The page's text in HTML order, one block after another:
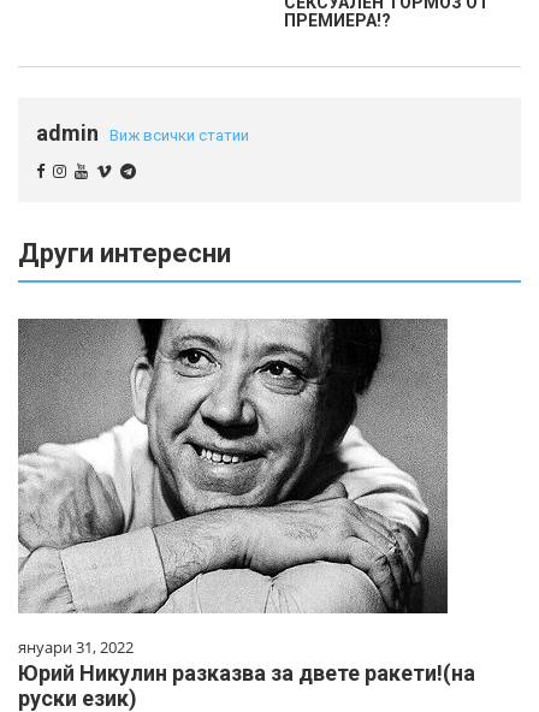
ПРЕМИЕРА!?
admin Виж всички статии
Други интересни
януари 31, 2022
Юрий Никулин разказва за двете ракети!(на
руски език)